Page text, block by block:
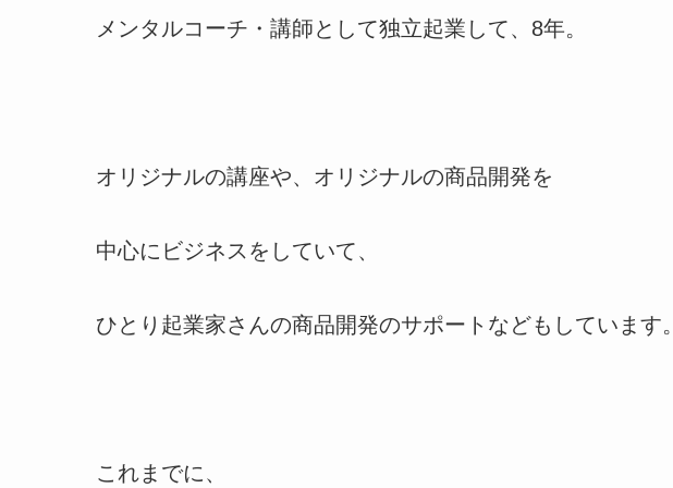
メンタルコーチ・講師として独立起業して、8年。
オリジナルの講座や、オリジナルの商品開発を
中心にビジネスをしていて、
ひとり起業家さんの商品開発のサポートなどもしています。
これまでに、